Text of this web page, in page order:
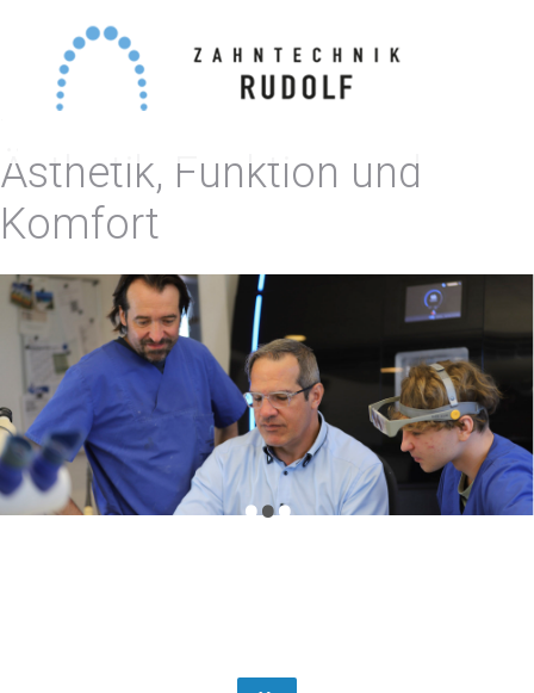
Ästhetik, Funktion und
Komfort
•••